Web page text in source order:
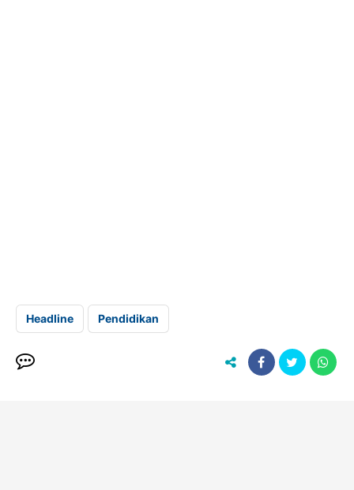
Headline Pendidikan